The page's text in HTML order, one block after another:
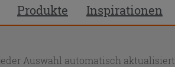
Produkte Inspirationen
Auswahl automatisch aktualisiert.